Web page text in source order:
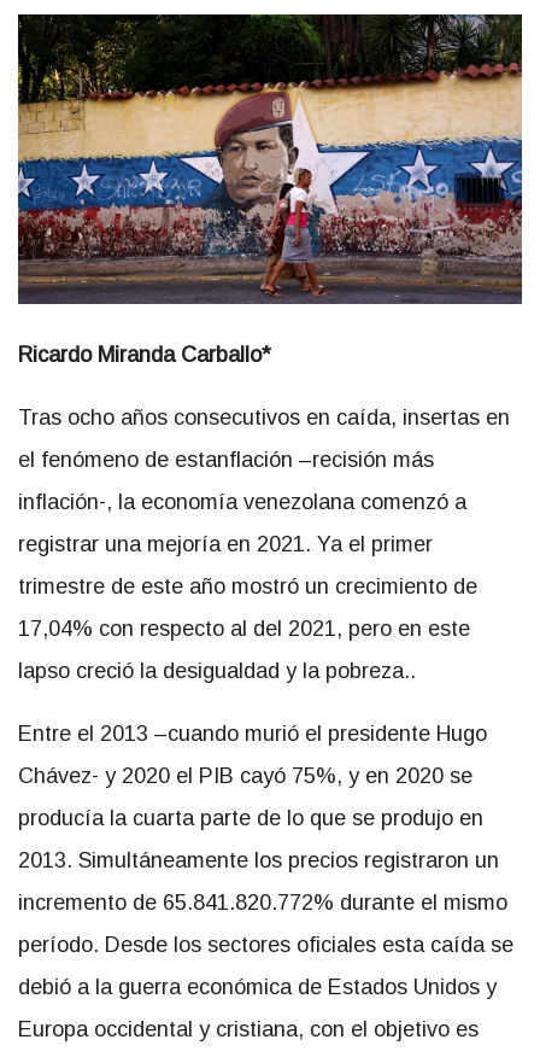
Ricardo Miranda Carballo*
Tras ocho años consecutivos en caída, insertas en
el fenómeno de estanflación –recisión más
inflación-, la economía venezolana comenzó a
registrar una mejoría en 2021. Ya el primer
trimestre de este año mostró un crecimiento de
17,04% con respecto al del 2021, pero en este
lapso creció la desigualdad y la pobreza..
Entre el 2013 –cuando murió el presidente Hugo
Chávez- y 2020 el PIB cayó 75%, y en 2020 se
producía la cuarta parte de lo que se produjo en
2013. Simultáneamente los precios registraron un
incremento de 65.841.820.772% durante el mismo
período. Desde los sectores oficiales esta caída se
debió a la guerra económica de Estados Unidos y
Europa occidental y cristiana, con el objetivo es